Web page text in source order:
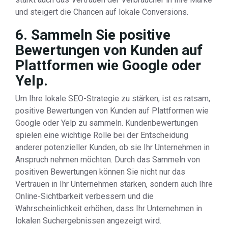
und steigert die Chancen auf lokale Conversions.
6. Sammeln Sie positive
Bewertungen von Kunden auf
Plattformen wie Google oder
Yelp.
Um Ihre lokale SEO-Strategie zu stärken, ist es ratsam,
positive Bewertungen von Kunden auf Plattformen wie
Google oder Yelp zu sammeln. Kundenbewertungen
spielen eine wichtige Rolle bei der Entscheidung
anderer potenzieller Kunden, ob sie Ihr Unternehmen in
Anspruch nehmen möchten. Durch das Sammeln von
positiven Bewertungen können Sie nicht nur das
Vertrauen in Ihr Unternehmen stärken, sondern auch Ihre
Online-Sichtbarkeit verbessern und die
Wahrscheinlichkeit erhöhen, dass Ihr Unternehmen in
lokalen Suchergebnissen angezeigt wird.